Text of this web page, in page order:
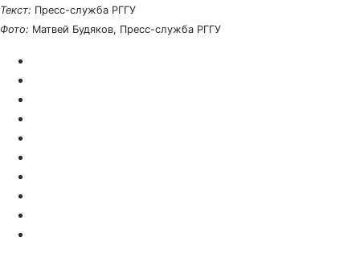
Текст: Пресс-служба РГГУ
Фото: Матвей Будяков, Пресс-служба РГГУ